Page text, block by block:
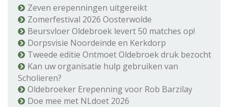
Zeven erepenningen uitgereikt
Zomerfestival 2026 Oosterwolde
Beursvloer Oldebroek levert 50 matches op!
Dorpsvisie Noordeinde en Kerkdorp
Tweede editie Ontmoet Oldebroek druk bezocht
Kan uw organisatie hulp gebruiken van
Scholieren?
Oldebroeker Erepenning voor Rob Barzilay
Doe mee met NLdoet 2026